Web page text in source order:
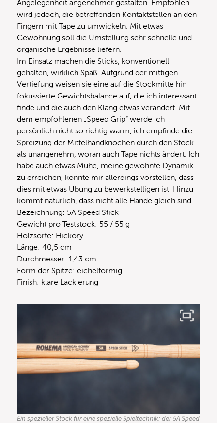
Angelegenheit angenehmer gestalten. Empfohlen
wird jedoch, die betreffenden Kontaktstellen an den
Fingern mit Tape zu umwickeln. Mit etwas
Gewöhnung soll die Umstellung sehr schnelle und
organische Ergebnisse liefern.
Im Einsatz machen die Sticks, konventionell
gehalten, wirklich Spaß. Aufgrund der mittigen
Vertiefung weisen sie eine auf die Stockmitte hin
fokussierte Gewichtsbalance auf, die ich interessant
finde und die auch den Klang etwas verändert. Mit
dem empfohlenen „Speed Grip“ werde ich
persönlich nicht so richtig warm, ich empfinde die
Spreizung der Mittelhandknochen durch den Stock
als unangenehm, woran auch Tape nichts ändert. Ich
habe auch etwas Mühe, meine gewohnte Dynamik
zu erreichen, könnte mir allerdings vorstellen, dass
dies mit etwas Übung zu bewerkstelligen ist. Hinzu
kommt natürlich, dass nicht alle Hände gleich sind.
Bezeichnung: 5A Speed Stick
Gewicht pro Teststock: 55 / 55 g
Holzsorte: Hickory
Länge: 40,5 cm
Durchmesser: 1,43 cm
Form der Spitze: eichelförmig
Finish: klare Lackierung
Ein spezieller Stock für eine spezielle Spieltechnik: der 5A Speed